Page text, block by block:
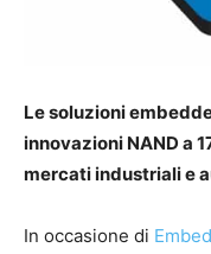
Le soluzioni
innovazioni NAND a
mercati industriali e
In occasione di